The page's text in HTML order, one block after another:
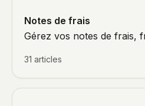
Notes de frais
Gérez vos notes de frais,
31 articles